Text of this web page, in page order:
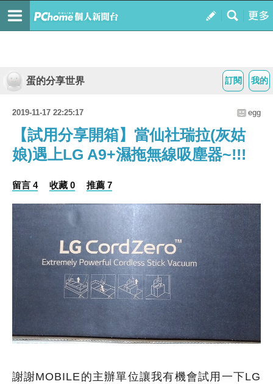
我的
訂閱
蛋的分享世界
2019-11-17 22:25:17 egg
【試用分享開箱】當仙社瑞拉(灰姑
娘)遇上LG A9+濕拖無線吸塵器~!!!
留言 4 收藏 0 推薦 7
謝謝MOBILE的主辦單位讓我有機會試用一下LG